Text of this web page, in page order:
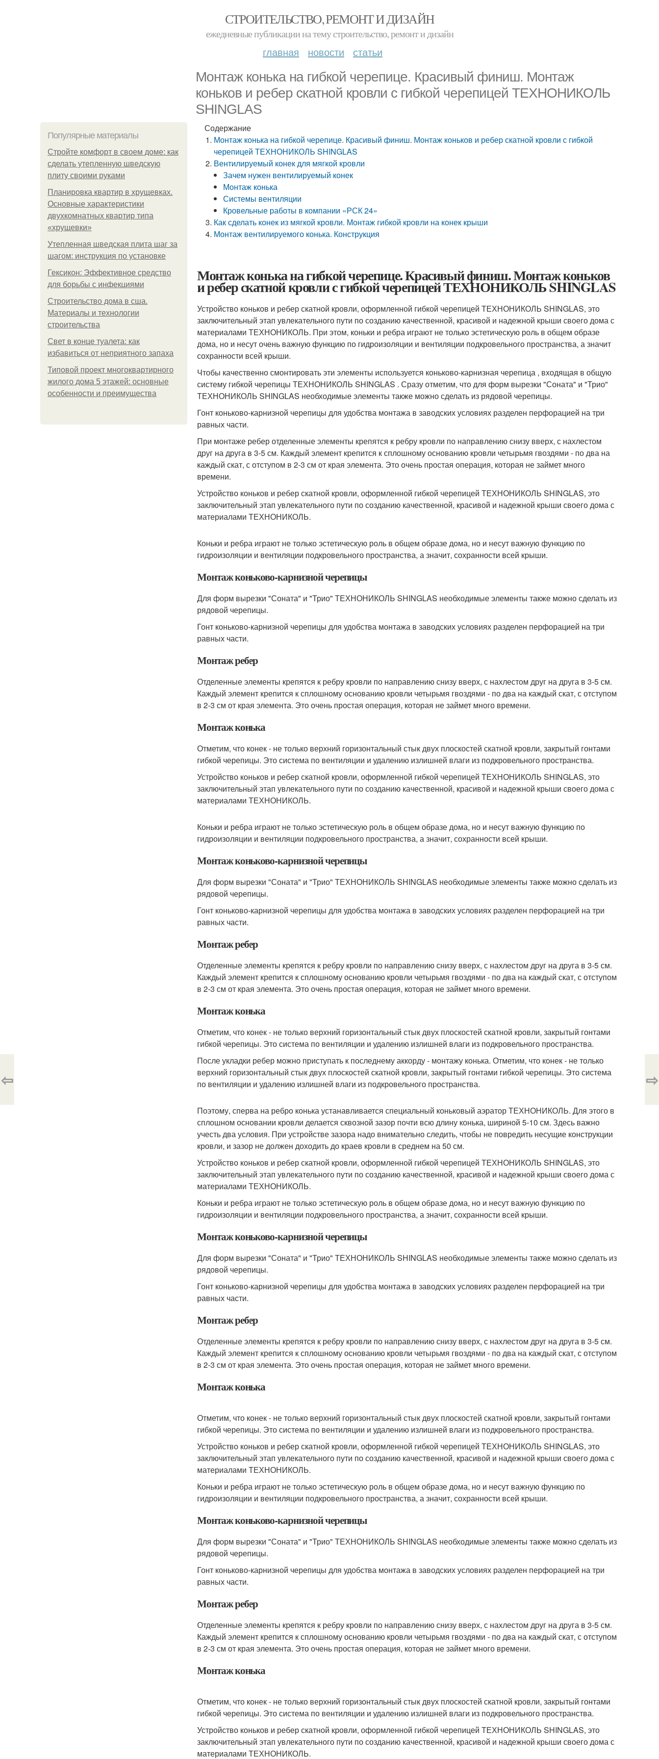
СТРОИТЕЛЬСТВО, РЕМОНТ И ДИЗАЙН
ежедневные публикации на тему строительство, ремонт и дизайн
главная новости статьи
Монтаж конька на гибкой черепице. Красивый финиш. Монтаж
коньков и ребер скатной кровли с гибкой черепицей ТЕХНОНИКОЛЬ
SHINGLAS
Популярные материалы
Стройте комфорт в своем доме: как
сделать утепленную шведскую
плиту своими руками
Планировка квартир в хрущевках.
Основные характеристики
двухкомнатных квартир типа
«хрущевки»
Утепленная шведская плита шаг за
шагом: инструкция по установке
Гексикон: Эффективное средство
для борьбы с инфекциями
Строительство дома в сша.
Материалы и технологии
строительства
Свет в конце туалета: как
избавиться от неприятного запаха
Типовой проект многоквартирного
жилого дома 5 этажей: основные
особенности и преимущества
Содержание
Монтаж конька на гибкой черепице. Красивый финиш. Монтаж коньков и ребер скатной кровли с гибкой
черепицей ТЕХНОНИКОЛЬ SHINGLAS
Вентилируемый конек для мягкой кровли
Зачем нужен вентилируемый конек
Монтаж конька
Системы вентиляции
Кровельные работы в компании «РСК 24»
Как сделать конек из мягкой кровли. Монтаж гибкой кровли на конек крыши
Монтаж вентилируемого конька. Конструкция
Монтаж конька на гибкой черепице. Красивый финиш. Монтаж коньков
и ребер скатной кровли с гибкой черепицей ТЕХНОНИКОЛЬ SHINGLAS
Устройство коньков и ребер скатной кровли, оформленной гибкой черепицей ТЕХНОНИКОЛЬ SHINGLAS, это
заключительный этап увлекательного пути по созданию качественной, красивой и надежной крыши своего дома с
материалами ТЕХНОНИКОЛЬ. При этом, коньки и ребра играют не только эстетическую роль в общем образе
дома, но и несут очень важную функцию по гидроизоляции и вентиляции подкровельного пространства, а значит
сохранности всей крыши.
Чтобы качественно смонтировать эти элементы используется коньково-карнизная черепица , входящая в общую
систему гибкой черепицы ТЕХНОНИКОЛЬ SHINGLAS . Сразу отметим, что для форм вырезки "Соната" и "Трио"
ТЕХНОНИКОЛЬ SHINGLAS необходимые элементы также можно сделать из рядовой черепицы.
Гонт коньково-карнизной черепицы для удобства монтажа в заводских условиях разделен перфорацией на три
равных части.
При монтаже ребер отделенные элементы крепятся к ребру кровли по направлению снизу вверх, с нахлестом
друг на друга в 3-5 см. Каждый элемент крепится к сплошному основанию кровли четырьмя гвоздями - по два на
каждый скат, с отступом в 2-3 см от края элемента. Это очень простая операция, которая не займет много
времени.
Устройство коньков и ребер скатной кровли, оформленной гибкой черепицей ТЕХНОНИКОЛЬ SHINGLAS, это
заключительный этап увлекательного пути по созданию качественной, красивой и надежной крыши своего дома с
материалами ТЕХНОНИКОЛЬ.
Коньки и ребра играют не только эстетическую роль в общем образе дома, но и несут важную функцию по
гидроизоляции и вентиляции подкровельного пространства, а значит, сохранности всей крыши.
Монтаж коньково-карнизной черепицы
Для форм вырезки "Соната" и "Трио" ТЕХНОНИКОЛЬ SHINGLAS необходимые элементы также можно сделать из
рядовой черепицы.
Гонт коньково-карнизной черепицы для удобства монтажа в заводских условиях разделен перфорацией на три
равных части.
Монтаж ребер
Отделенные элементы крепятся к ребру кровли по направлению снизу вверх, с нахлестом друг на друга в 3-5 см.
Каждый элемент крепится к сплошному основанию кровли четырьмя гвоздями - по два на каждый скат, с отступом
в 2-3 см от края элемента. Это очень простая операция, которая не займет много времени.
Монтаж конька
Отметим, что конек - не только верхний горизонтальный стык двух плоскостей скатной кровли, закрытый гонтами
гибкой черепицы. Это система по вентиляции и удалению излишней влаги из подкровельного пространства.
Устройство коньков и ребер скатной кровли, оформленной гибкой черепицей ТЕХНОНИКОЛЬ SHINGLAS, это
заключительный этап увлекательного пути по созданию качественной, красивой и надежной крыши своего дома с
материалами ТЕХНОНИКОЛЬ.
Коньки и ребра играют не только эстетическую роль в общем образе дома, но и несут важную функцию по
гидроизоляции и вентиляции подкровельного пространства, а значит, сохранности всей крыши.
Монтаж коньково-карнизной черепицы
Для форм вырезки "Соната" и "Трио" ТЕХНОНИКОЛЬ SHINGLAS необходимые элементы также можно сделать из
рядовой черепицы.
Гонт коньково-карнизной черепицы для удобства монтажа в заводских условиях разделен перфорацией на три
равных части.
Монтаж ребер
Отделенные элементы крепятся к ребру кровли по направлению снизу вверх, с нахлестом друг на друга в 3-5 см.
Каждый элемент крепится к сплошному основанию кровли четырьмя гвоздями - по два на каждый скат, с отступом
в 2-3 см от края элемента. Это очень простая операция, которая не займет много времени.
Монтаж конька
Отметим, что конек - не только верхний горизонтальный стык двух плоскостей скатной кровли, закрытый гонтами
гибкой черепицы. Это система по вентиляции и удалению излишней влаги из подкровельного пространства.
После укладки ребер можно приступать к последнему аккорду - монтажу конька. Отметим, что конек - не только
верхний горизонтальный стык двух плоскостей скатной кровли, закрытый гонтами гибкой черепицы. Это система
по вентиляции и удалению излишней влаги из подкровельного пространства.
Поэтому, сперва на ребро конька устанавливается специальный коньковый аэратор ТЕХНОНИКОЛЬ. Для этого в
сплошном основании кровли делается сквозной зазор почти всю длину конька, шириной 5-10 см. Здесь важно
учесть два условия. При устройстве зазора надо внимательно следить, чтобы не повредить несущие конструкции
кровли, и зазор не должен доходить до краев кровли в среднем на 50 см.
Устройство коньков и ребер скатной кровли, оформленной гибкой черепицей ТЕХНОНИКОЛЬ SHINGLAS, это
заключительный этап увлекательного пути по созданию качественной, красивой и надежной крыши своего дома с
материалами ТЕХНОНИКОЛЬ.
Коньки и ребра играют не только эстетическую роль в общем образе дома, но и несут важную функцию по
гидроизоляции и вентиляции подкровельного пространства, а значит, сохранности всей крыши.
Монтаж коньково-карнизной черепицы
Для форм вырезки "Соната" и "Трио" ТЕХНОНИКОЛЬ SHINGLAS необходимые элементы также можно сделать из
рядовой черепицы.
Гонт коньково-карнизной черепицы для удобства монтажа в заводских условиях разделен перфорацией на три
равных части.
Монтаж ребер
Отделенные элементы крепятся к ребру кровли по направлению снизу вверх, с нахлестом друг на друга в 3-5 см.
Каждый элемент крепится к сплошному основанию кровли четырьмя гвоздями - по два на каждый скат, с отступом
в 2-3 см от края элемента. Это очень простая операция, которая не займет много времени.
Монтаж конька
Отметим, что конек - не только верхний горизонтальный стык двух плоскостей скатной кровли, закрытый гонтами
гибкой черепицы. Это система по вентиляции и удалению излишней влаги из подкровельного пространства.
Устройство коньков и ребер скатной кровли, оформленной гибкой черепицей ТЕХНОНИКОЛЬ SHINGLAS, это
заключительный этап увлекательного пути по созданию качественной, красивой и надежной крыши своего дома с
материалами ТЕХНОНИКОЛЬ.
Коньки и ребра играют не только эстетическую роль в общем образе дома, но и несут важную функцию по
гидроизоляции и вентиляции подкровельного пространства, а значит, сохранности всей крыши.
Монтаж коньково-карнизной черепицы
Для форм вырезки "Соната" и "Трио" ТЕХНОНИКОЛЬ SHINGLAS необходимые элементы также можно сделать из
рядовой черепицы.
Гонт коньково-карнизной черепицы для удобства монтажа в заводских условиях разделен перфорацией на три
равных части.
Монтаж ребер
Отделенные элементы крепятся к ребру кровли по направлению снизу вверх, с нахлестом друг на друга в 3-5 см.
Каждый элемент крепится к сплошному основанию кровли четырьмя гвоздями - по два на каждый скат, с отступом
в 2-3 см от края элемента. Это очень простая операция, которая не займет много времени.
Монтаж конька
Отметим, что конек - не только верхний горизонтальный стык двух плоскостей скатной кровли, закрытый гонтами
гибкой черепицы. Это система по вентиляции и удалению излишней влаги из подкровельного пространства.
Устройство коньков и ребер скатной кровли, оформленной гибкой черепицей ТЕХНОНИКОЛЬ SHINGLAS, это
заключительный этап увлекательного пути по созданию качественной, красивой и надежной крыши своего дома с
материалами ТЕХНОНИКОЛЬ.
⇦ ⇨